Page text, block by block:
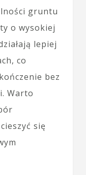
gruntu
o wysokiej
lepiej
co
bez
Warto
się